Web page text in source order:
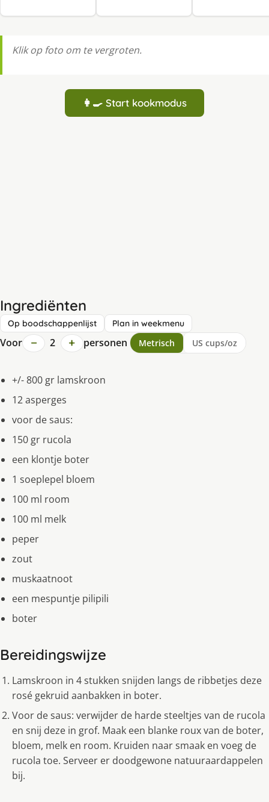
Klik op foto om te vergroten.
👩‍🍳 Start kookmodus
Ingrediënten
Op boodschappenlijst Plan in weekmenu
Voor − 2 + personen Metrisch US cups/oz
+/- 800 gr lamskroon
12 asperges
voor de saus:
150 gr rucola
een klontje boter
1 soeplepel bloem
100 ml room
100 ml melk
peper
zout
muskaatnoot
een mespuntje pilipili
boter
Bereidingswijze
Lamskroon in 4 stukken snijden langs de ribbetjes deze
rosé gekruid aanbakken in boter.
Voor de saus: verwijder de harde steeltjes van de rucola
en snij deze in grof. Maak een blanke roux van de boter,
bloem, melk en room. Kruiden naar smaak en voeg de
rucola toe. Serveer er doodgewone natuuraardappelen
bij.